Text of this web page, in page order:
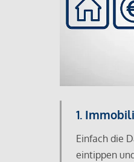
1.
Einfach die
eintippen